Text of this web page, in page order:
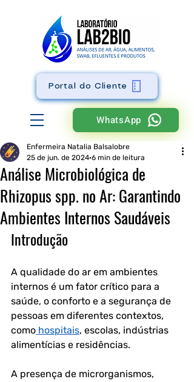
WhatsApp
Portal do Cliente
Análise Microbiológica de
Rhizopus spp. no Ar: Garantindo
Ambientes Internos Saudáveis
Enfermeira Natalia Balsalobre
25 de jun. de 2024 6 min de leitura
Introdução
A qualidade do ar em ambientes
internos é um fator crítico para a
saúde, o conforto e a segurança de
pessoas em diferentes contextos,
como hospitais, escolas, indústrias
alimentícias e residências.
A presença de microrganismos,